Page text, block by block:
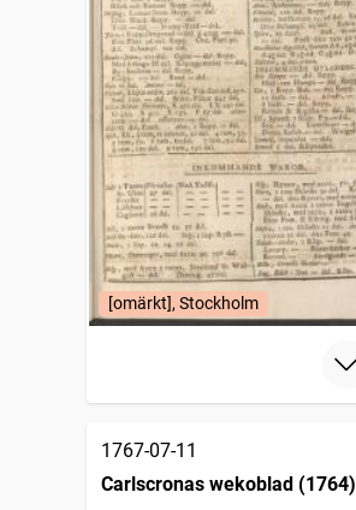
[omärkt], Stockholm
1767-07-11
Carlscronas wekoblad (1764)